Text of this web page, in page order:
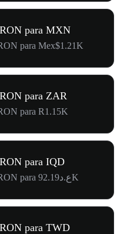
para MXN
para Mex$1.21K
para ZAR
para R1.15K
para IQD
Conversão de 1 UBERON para ع.د92.19K
para TWD